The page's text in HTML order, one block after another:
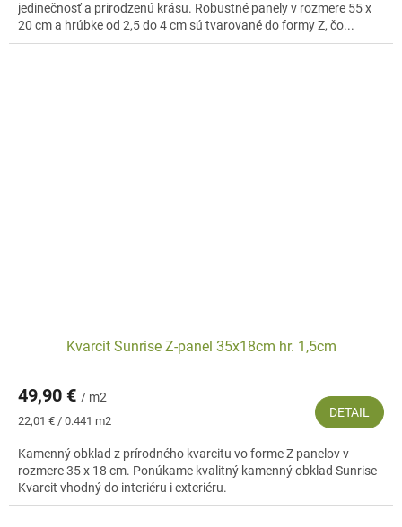
jedinečnosť a prirodzenú krásu. Robustné panely v rozmere 55 x
20 cm a hrúbke od 2,5 do 4 cm sú tvarované do formy Z, čo...
Kvarcit Sunrise Z-panel 35x18cm hr. 1,5cm
49,90 € / m2
Jednotková
22,01 € / 0.441 m2
DETAIL
Kamenný obklad z prírodného kvarcitu vo forme Z panelov v
rozmere 35 x 18 cm. Ponúkame kvalitný kamenný obklad Sunrise
Kvarcit vhodný do interiéru i exteriéru.